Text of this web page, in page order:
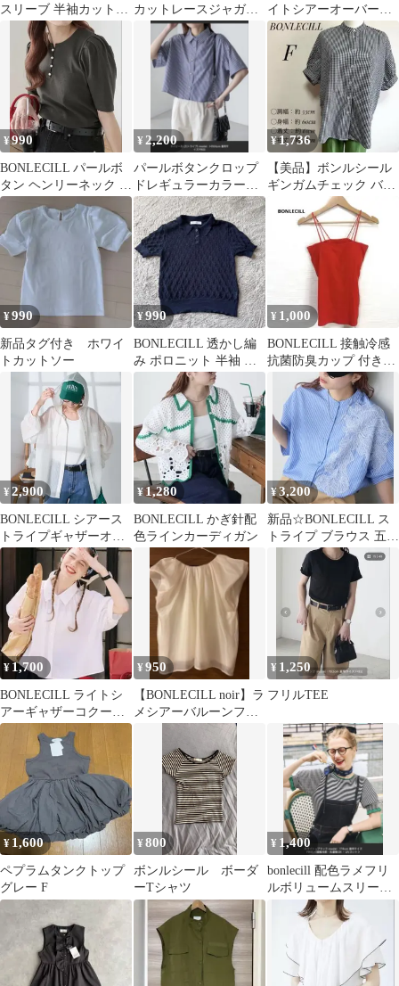
スリーブ 半袖カットソ
ー オフホワイト
カットレースジャガー
ドイージーキャミワン
ピース
イトシアーオーバーボ
リュームスリーブ バン
ドカラーシャツ
¥990
BONLECILL パールボ
タン ヘンリーネック パ
フスリーブ半袖Tシャ
ツ
¥ 2,200
パールボタンクロップ
ドレギュラーカラー半
袖シャツ
¥1,736
【美品】ボンルシール
ギンガムチェック バン
ドカラーシャツ 半袖 綿
100% F
¥990
新品タグ付き ホワイ
トカットソー
¥990
BONLECILL 透かし編
み ポロニット 半袖 ネ
¥ 1,000
BONLECILL 接触冷感
抗菌防臭カップ 付きダ
ブルストラップベアキ
ャミソール
¥2,900
BONLECILL シアース
トライプギャザーオー
バーフーディーシャツ
パーカー
¥1,280
BONLECILL かぎ針配
色ラインカーディガン
¥3,200
新品☆BONLECILL ス
トライプ ブラウス 五分
¥ 1,700
BONLECILL ライトシ
アーギャザーコクーン
スリーブ半袖シャツ ホ
¥950
【BONLECILL noir】ラ
メシアーバルーンフレ
ンチスリーブブラウス
¥ 1,250
フリルTEE
¥ 1,600
ペプラムタンクトップ
グレー F
¥800
ボンルシール ボーダ
ーTシャツ
¥ 1,400
bonlecill 配色ラメフリ
ルボリュームスリーブ
半袖リブニットプルオ
ーバー